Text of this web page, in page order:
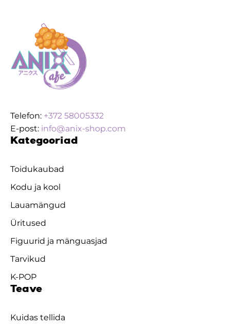
Telefon: +372 58005332
E-post: info@anix-shop.com
Kategooriad
Toidukaubad
Kodu ja kool
Lauamängud
Üritused
Figuurid ja mänguasjad
Tarvikud
K-POP
Teave
Kuidas tellida